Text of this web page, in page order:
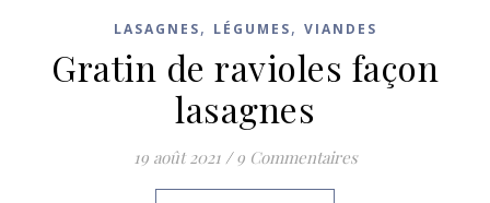
LASAGNES, LÉGUMES, VIANDES
Gratin de ravioles façon
lasagnes
19 août 2021 / 9 Commentaires